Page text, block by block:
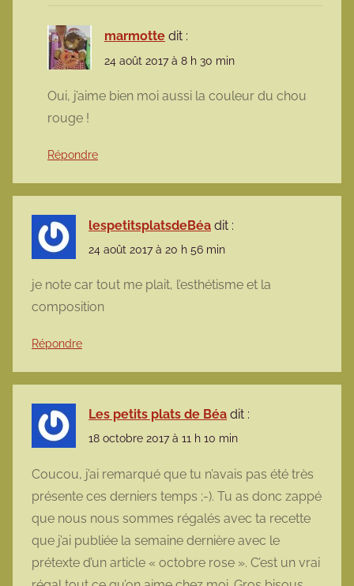
marmotte dit :
24 août 2017 à 8 h 30 min
Oui, j’aime bien moi aussi la couleur du chou
rouge !
Répondre
lespetitsplatsdeBéa dit :
24 août 2017 à 20 h 56 min
je note car tout me plait, l’esthétisme et la
composition
Répondre
Les petits plats de Béa dit :
18 octobre 2017 à 11 h 10 min
Coucou, j’ai remarqué que tu n’avais pas été très
présente ces derniers temps ;-). Tu as donc zappé
que nous nous sommes régalés avec ta recette
que j’ai publiée la semaine dernière avec le
prétexte d’un article « octobre rose ». C’est un vrai